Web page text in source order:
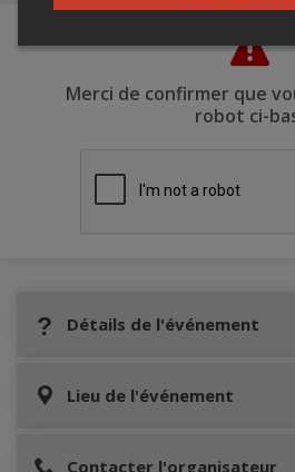
Merci de confirmer que
robot ci-
Détails de l'événement
Lieu de l'événement
Contacter l'organisateur